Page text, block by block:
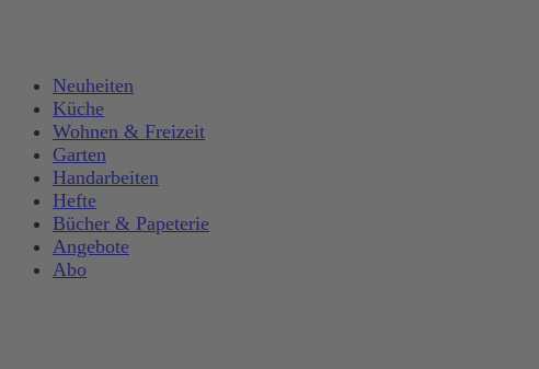
Neuheiten
Küche
Wohnen & Freizeit
Garten
Handarbeiten
Hefte
Bücher & Papeterie
Angebote
Abo